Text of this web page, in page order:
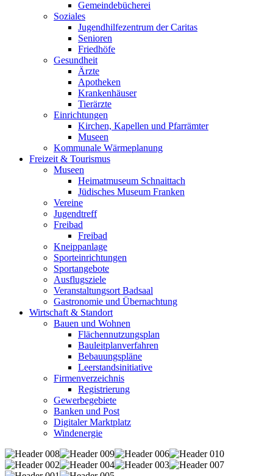
Gemeindebücherei
Soziales
Jugendhilfezentrum der Caritas
Senioren
Friedhöfe
Gesundheit
Ärzte
Apotheken
Krankenhäuser
Tierärzte
Einrichtungen
Kirchen, Kapellen und Pfarrämter
Museen
Kommunale Wärmeplanung
Freizeit & Tourismus
Museen
Heimatmuseum Schnaittach
Jüdisches Museum Franken
Vereine
Jugendtreff
Freibad
Freibad
Kneippanlage
Sporteinrichtungen
Sportangebote
Ausflugsziele
Veranstaltungsort Badsaal
Gastronomie und Übernachtung
Wirtschaft & Standort
Bauen und Wohnen
Flächennutzungsplan
Bauleitplanverfahren
Bebauungspläne
Leerstandsinitiative
Firmenverzeichnis
Registrierung
Gewerbegebiete
Banken und Post
Digitaler Marktplatz
Windenergie